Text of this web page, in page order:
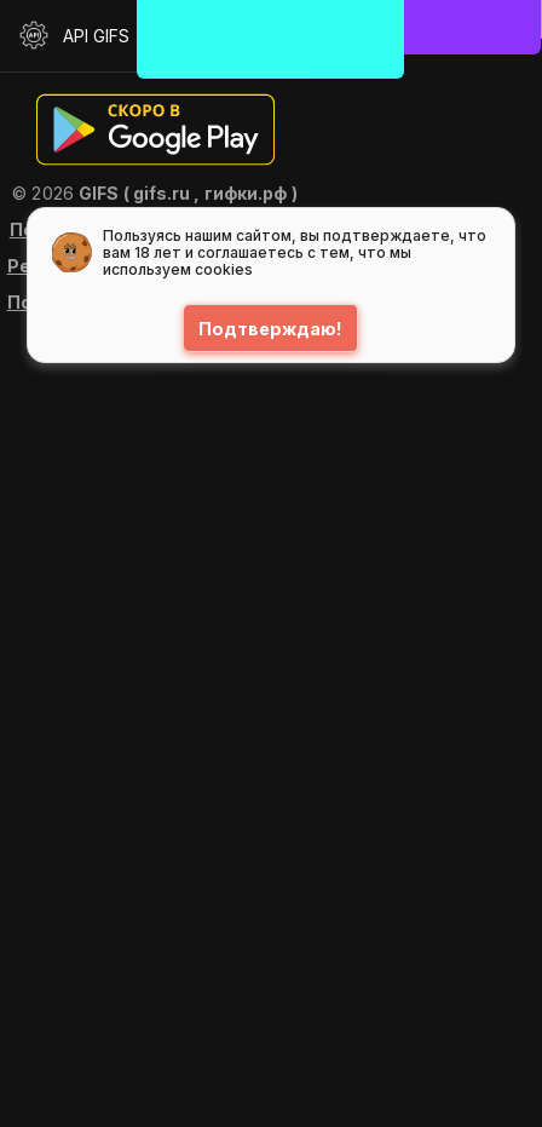
API GIFS
© 2026 GIFS ( gifs.ru , гифки.рф )
Пользовательское соглашение
Рекомендательные технологии
Политика конфиденциальности
Пользуясь нашим сайтом, вы подтверждаете, что
вам 18 лет и соглашаетесь с тем, что мы
используем cookies
Подтверждаю!